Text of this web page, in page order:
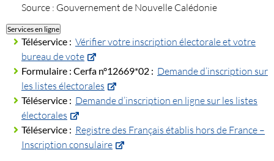
Source : Gouvernement de Nouvelle Calédonie
Services en ligne
Téléservice : Vérifier votre inscription électorale et votre
bureau de vote
Formulaire : Cerfa n°12669*02 : Demande d’inscription sur
les listes électorales
Téléservice : Demande d’inscription en ligne sur les listes
électorales
Téléservice : Registre des Français établis hors de France –
Inscription consulaire